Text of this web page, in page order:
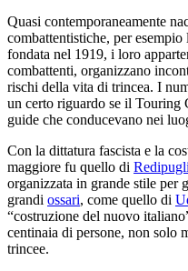
Quasi contemporaneamente
combattentistiche, per
fondata nel 1919, i loro
combattenti, organizzano
rischi della vita di trincea. I
un certo riguardo se il Touring
guide che conducevano nei
Con la dittatura fascista e la
maggiore fu quello di
organizzata in grande stile
grandi ossari, come quello di
“costruzione del nuovo
centinaia di persone, non solo
trincee.